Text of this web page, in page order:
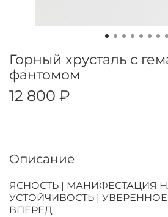
Горный хрусталь с
фантомом
12 800 ₽
Описание
ЯСНОСТЬ | МАНИФЕСТАЦИЯ
УСТОЙЧИВОСТЬ |
ВПЕРЕД